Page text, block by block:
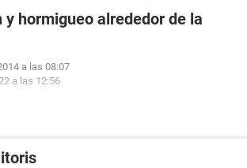
y hormigueo alrededor de la
a las 08:07
a las 12:56